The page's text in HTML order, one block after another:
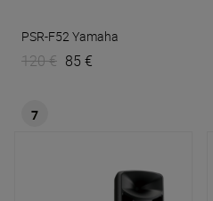
PSR-F52 Yamaha
120 € 85 €
7